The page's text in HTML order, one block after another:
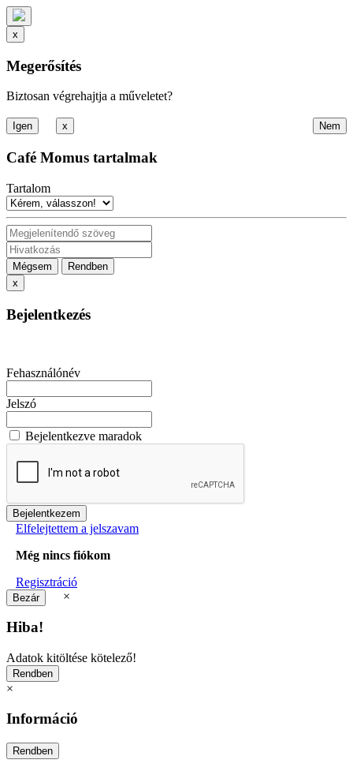
x
Megerősítés
Biztosan végrehajtja a műveletet?
x
Café Momus tartalmak
Tartalom
Mégsem
Rendben
x
Bejelentkezés
Fehasználónév
Jelszó
Bejelentkezve maradok
Elfelejtettem a jelszavam
Még nincs fiókom
Regisztráció
×
Hiba!
Adatok kitöltése kötelező!
×
Információ